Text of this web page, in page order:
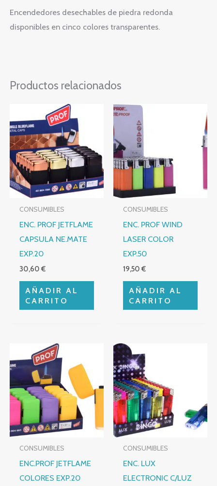
Encendedores desechables de piedra redonda
disponibles en cinco colores transparentes.
Productos relacionados
CONSUMIBLES
ENC. PROF JETFLAME
CAPSULA NE.MATE
EXP.20
30,60€
AÑADIR AL
CARRITO
CONSUMIBLES
ENC. PROF WIND
LASER COLOR
EXP.50
19,50€
AÑADIR AL
CARRITO
CONSUMIBLES
ENC.PROF JETFLAME
COLORES EXP.20
CONSUMIBLES
ENC. LUX
ELECTRONIC C/LUZ